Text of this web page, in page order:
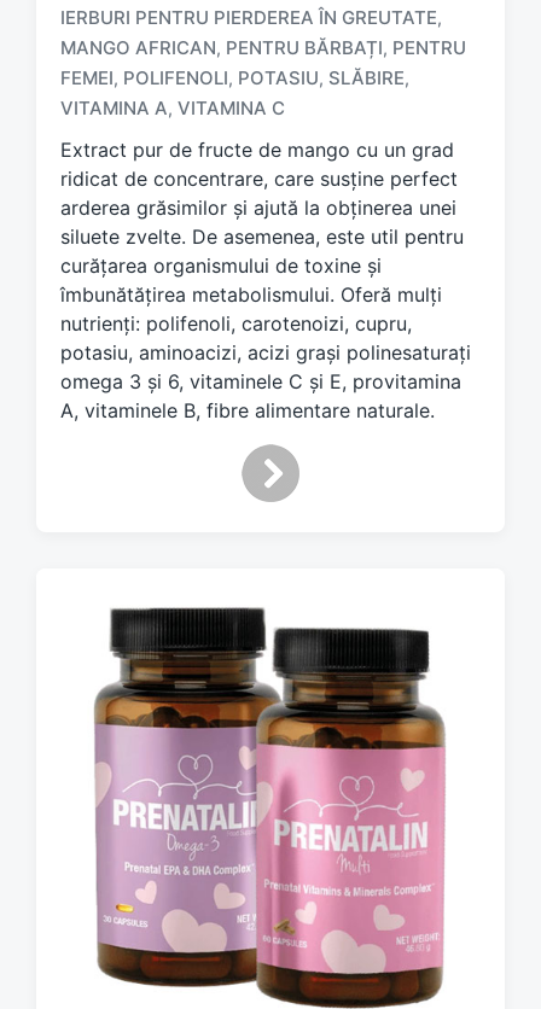
T
a
g
e
d
w
t
h
IERBURI PENTRU PIERDEREA ÎN GREUTATE,
MANGO AFRICAN, PENTRU BĂRBAȚI, PENTRU
FEMEI, POLIFENOLI, POTASIU, SLĂBIRE,
VITAMINA A, VITAMINA C
Extract pur de fructe de mango cu un grad
ridicat de concentrare, care susține perfect
arderea grăsimilor și ajută la obținerea unei
siluete zvelte. De asemenea, este util pentru
curățarea organismului de toxine și
îmbunătățirea metabolismului. Oferă mulți
nutrienți: polifenoli, carotenoizi, cupru,
potasiu, aminoacizi, acizi grași polinesaturați
omega 3 și 6, vitaminele C și E, provitamina
A, vitaminele B, fibre alimentare naturale.